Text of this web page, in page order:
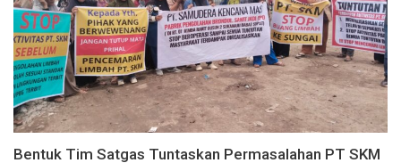
Bentuk Tim Satgas Tuntaskan Permasalahan PT SKM